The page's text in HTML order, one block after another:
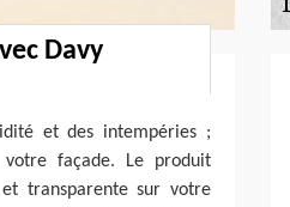
Davy
et des intempéries ;
façade. Le produit
transparente sur votre